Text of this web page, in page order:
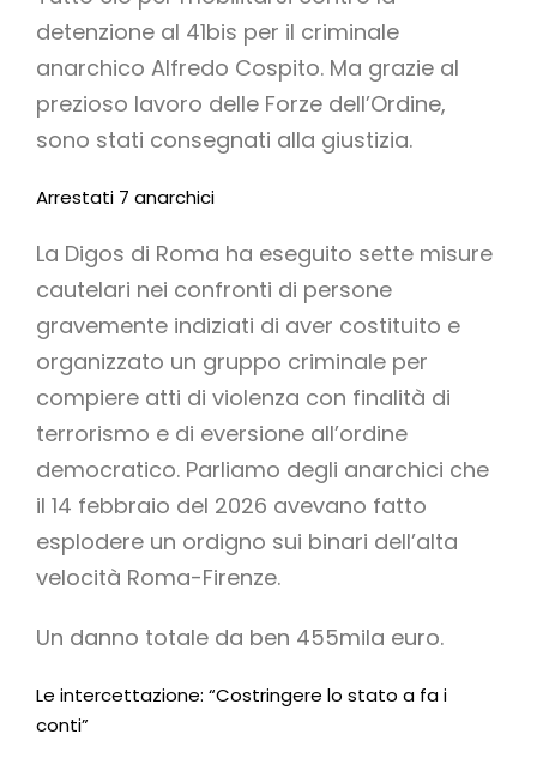
detenzione al 41bis per il criminale
anarchico Alfredo Cospito. Ma grazie al
prezioso lavoro delle Forze dell’Ordine,
sono stati consegnati alla giustizia.
Arrestati 7 anarchici
La Digos di Roma ha eseguito sette misure
cautelari nei confronti di persone
gravemente indiziati di aver costituito e
organizzato un gruppo criminale per
compiere atti di violenza con finalità di
terrorismo e di eversione all’ordine
democratico. Parliamo degli anarchici che
il 14 febbraio del 2026 avevano fatto
esplodere un ordigno sui binari dell’alta
velocità Roma-Firenze.
Un danno totale da ben 455mila euro.
Le intercettazione: “Costringere lo stato a fa i
conti”